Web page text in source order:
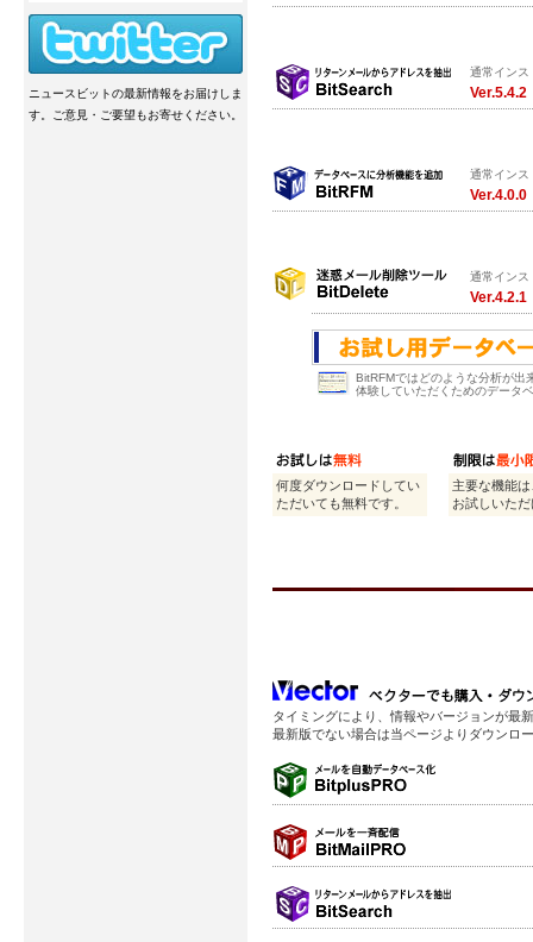
ニュースビットの最新情報をお届けしま
す。ご意見・ご要望もお寄せください。
通常インス
Ver.5.4.2
通常インス
Ver.4.0.0
通常インス
Ver.4.2.1
BitRFMではどのような分析が出
体験していただくためのデータ
何度ダウンロードしてい
ただいても無料です。
主要な機能
お試しいた
タイミングにより、情報やバージョンが最
最新版でない場合は当ページよりダウンロ